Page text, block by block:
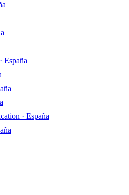
· España
· España